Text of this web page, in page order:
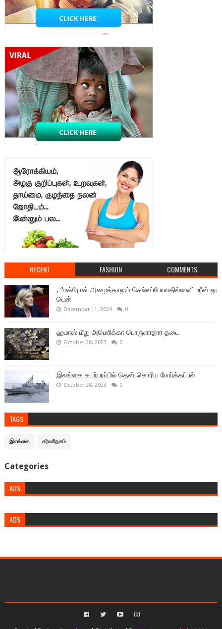
RECENT FASHION COMMENTS
, “மக்ரோன் அழைத்தாலும் செல்லப்போவதில்லை” மரீன் லு
பென்
December 11, 2024 0
ஹமாஸ் மீது அமெரிக்கா பொருளாதார தடை
October 28, 2023 0
இலங்கை கடற்பரப்பில் தென் கொரிய போர்க்கப்பல்
October 28, 2023 0
TAGS
இலங்கை சர்வதேசம்
Categories
ADS
ADS